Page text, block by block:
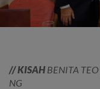
// KISAH BENITA TEO
NG